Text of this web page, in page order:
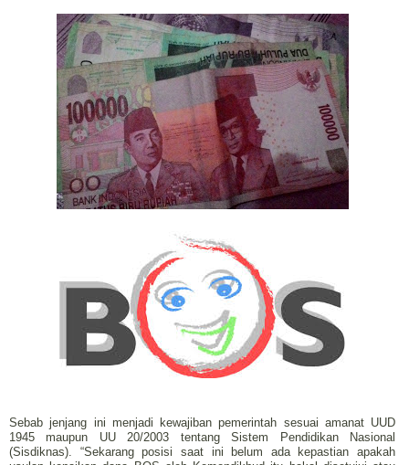
Sebab jenjang ini menjadi kewajiban pemerintah sesuai amanat UUD
1945 maupun UU 20/2003 tentang Sistem Pendidikan Nasional
(Sisdiknas). “Sekarang posisi saat ini belum ada kepastian apakah